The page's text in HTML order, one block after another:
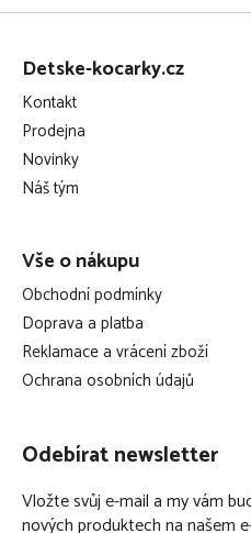
Z
Detske-kocarky.cz
Kontakt
Prodejna
Novinky
Náš tým
Vše o nákupu
Obchodní podmínky
Doprava a platba
Reklamace a vrácení zboží
Ochrana osobních údajů
Odebírat newsletter
Vložte svůj e-mail a my vám
nových produktech na našem